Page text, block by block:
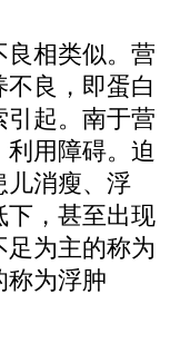
良相类似。营
良，即蛋白
引起。南于营
用障碍。迫
儿消瘦、浮
下，甚至出现
为主的称为
称为浮肿